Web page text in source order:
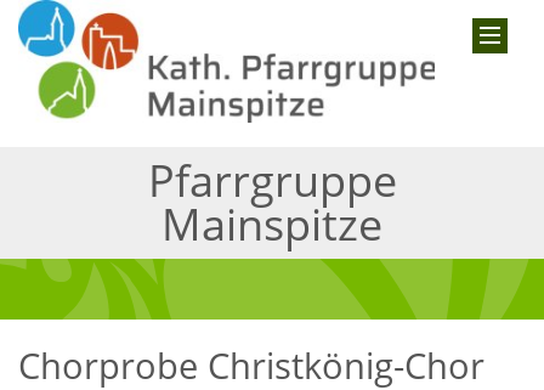
Pfarrgruppe
Mainspitze
Chorprobe Christkönig-Chor